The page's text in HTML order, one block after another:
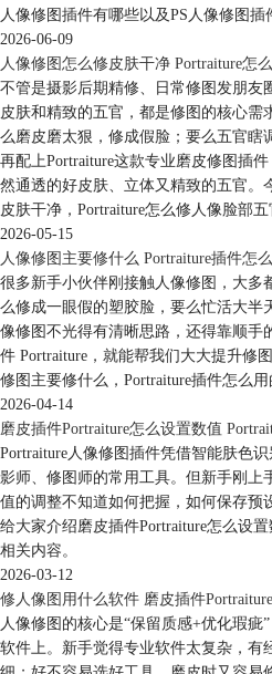
人像修图插件有哪些以及PS人像修图插
2026-06-09
人像修图怎么修皮肤干净 Portraiture怎
不管是摄影后期精修、日常修图发朋友
皮肤和精致的五官，都是修图的核心
么磨皮磨太狠，修成假脸；要么五官瞎
再配上Portraiture这款专业磨皮修图插
然通透的好皮肤、立体又精致的五官。
皮肤干净，Portraiture怎么修人像脸部五
2026-05-15
人像修图主要修什么 Portraiture插件怎
很多新手小伙伴刚接触人像修图，大多
么修成一眼假的塑胶脸，要么忙活大半
像修图不光得有清晰思路，还得靠顺手
件 Portraiture，就能帮我们大大提升修
修图主要修什么，Portraiture插件怎么用
2026-04-14
磨皮插件Portraiture怎么设置数值
Portraiture人像修图插件凭借智能肤色
影师、修图师的常用工具。但新手刚上
值的调整不知道如何把握，如何保存预
给大家介绍磨皮插件Portraiture怎么设
相关内容。
2026-03-12
修人像图用什么软件 磨皮插件
人像修图的核心是“保留质感+优化瑕疵
软件上。新手觉得专业软件太复杂，有